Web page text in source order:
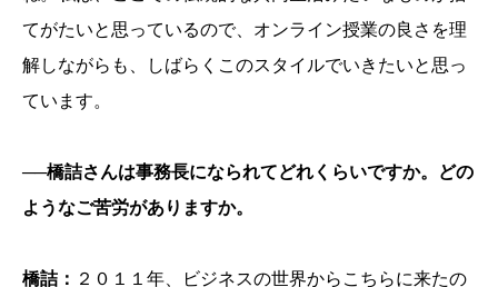
てがたいと思っているので、オンライン授業の良さを理
解しながらも、しばらくこのスタイルでいきたいと思っ
ています。
──橋詰さんは事務長になられてどれくらいですか。どの
ようなご苦労がありますか。
橋詰： ２０１１年、ビジネスの世界からこちらに来たの